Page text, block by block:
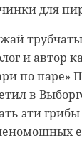
для
и автор
по паре»
в
эти грибы